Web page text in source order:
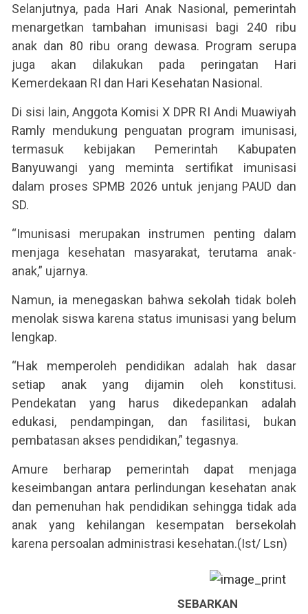
Selanjutnya, pada Hari Anak Nasional, pemerintah
menargetkan tambahan imunisasi bagi 240 ribu
anak dan 80 ribu orang dewasa. Program serupa
juga akan dilakukan pada peringatan Hari
Kemerdekaan RI dan Hari Kesehatan Nasional.
Di sisi lain, Anggota Komisi X DPR RI Andi Muawiyah
Ramly mendukung penguatan program imunisasi,
termasuk kebijakan Pemerintah Kabupaten
Banyuwangi yang meminta sertifikat imunisasi
dalam proses SPMB 2026 untuk jenjang PAUD dan
SD.
“Imunisasi merupakan instrumen penting dalam
menjaga kesehatan masyarakat, terutama anak-
anak,” ujarnya.
Namun, ia menegaskan bahwa sekolah tidak boleh
menolak siswa karena status imunisasi yang belum
lengkap.
“Hak memperoleh pendidikan adalah hak dasar
setiap anak yang dijamin oleh konstitusi.
Pendekatan yang harus dikedepankan adalah
edukasi, pendampingan, dan fasilitasi, bukan
pembatasan akses pendidikan,” tegasnya.
Amure berharap pemerintah dapat menjaga
keseimbangan antara perlindungan kesehatan anak
dan pemenuhan hak pendidikan sehingga tidak ada
anak yang kehilangan kesempatan bersekolah
karena persoalan administrasi kesehatan.(Ist/ Lsn)
SEBARKAN